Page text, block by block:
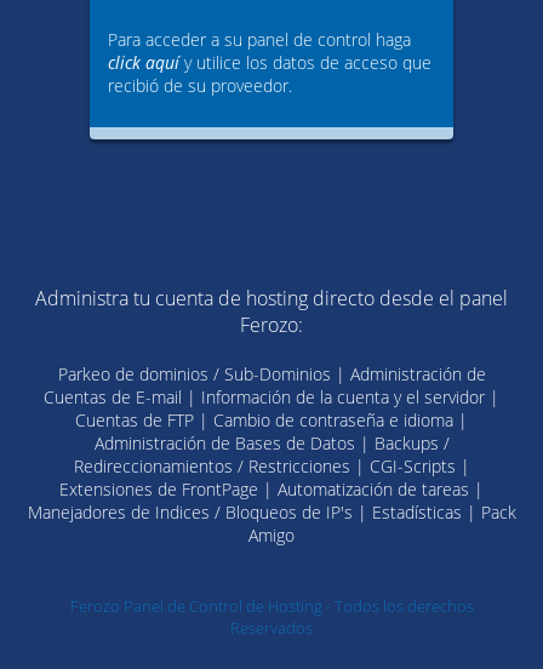
Para acceder a su panel de control haga
click aquíy utilice los datos de acceso que
recibió de su proveedor.
Administra tu cuenta de hosting directo desde el panel
Ferozo:
Parkeo de dominios / Sub-Dominios | Administración de
Cuentas de E-mail | Información de la cuenta y el servidor |
Cuentas de FTP | Cambio de contraseña e idioma |
Administración de Bases de Datos | Backups /
Redireccionamientos / Restricciones | CGI-Scripts |
Extensiones de FrontPage | Automatización de tareas |
Manejadores de Indices / Bloqueos de IP's | Estadísticas | Pack
Amigo
Ferozo Panel de Control de Hosting - Todos los derechos
Reservados